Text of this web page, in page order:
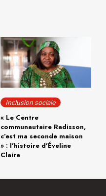
Inclusion sociale
« Le Centre
communautaire Radisson,
c’est ma seconde maison
» : l’histoire d’Éveline
Claire